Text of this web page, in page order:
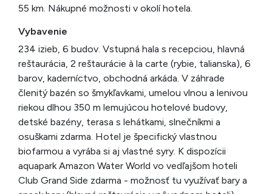
55 km. Nákupné možnosti v okolí hotela.
Vybavenie
234 izieb, 6 budov. Vstupná hala s recepciou, hlavná
reštaurácia, 2 reštaurácie à la carte (rybie, talianska), 6
barov, kaderníctvo, obchodná arkáda. V záhrade
členitý bazén so šmykľavkami, umelou vlnou a lenivou
riekou dlhou 350 m lemujúcou hotelové budovy,
detské bazény, terasa s lehátkami, slnečníkmi a
osuškami zdarma. Hotel je špecifický vlastnou
biofarmou a vyrába si aj vlastné syry. K dispozícii
aquapark Amazon Water World vo vedľajšom hoteli
Club Grand Side zdarma - možnosť tu využívať bary a